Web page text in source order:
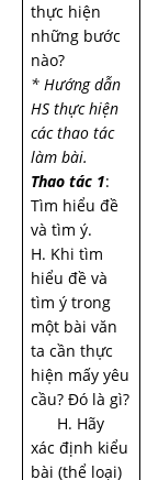
thực hiện
những bước
nào?
* Hướng dẫn
HS thực hiện
các thao tác
làm bài.
Thao tác 1:
Tìm hiểu đề
và tìm ý.
H. Khi tìm
hiểu đề và
tìm ý trong
một bài văn
ta cần thực
hiện mấy yêu
cầu? Đó là gì?
H. Hãy
xác định kiểu
bài (thể loại)